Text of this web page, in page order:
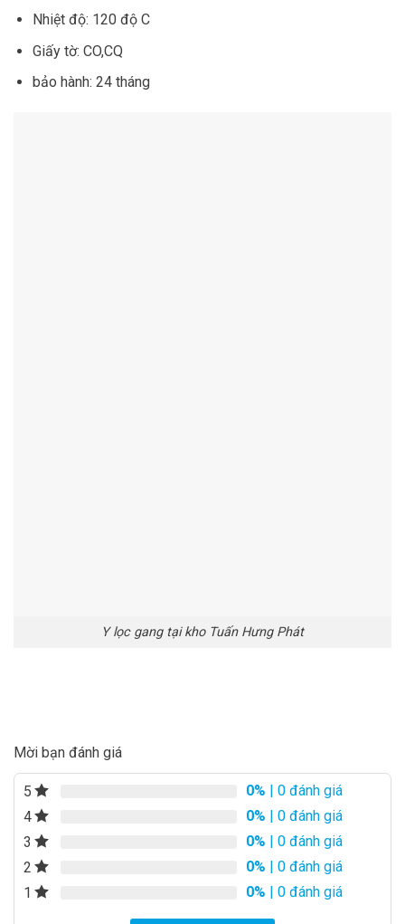
Nhiệt độ: 120 độ C
Giấy tờ: CO,CQ
bảo hành: 24 tháng
Y lọc gang tại kho Tuấn Hưng Phát
Mời bạn đánh giá
5 0% | 0 đánh giá
4
0% | 0 đánh giá
3
0% | 0 đánh giá
2
0% | 0 đánh giá
1
0% | 0 đánh giá